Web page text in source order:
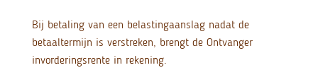
Bij betaling van een belastingaanslag nadat de
betaaltermijn is verstreken, brengt de Ontvanger
invorderingsrente in rekening.